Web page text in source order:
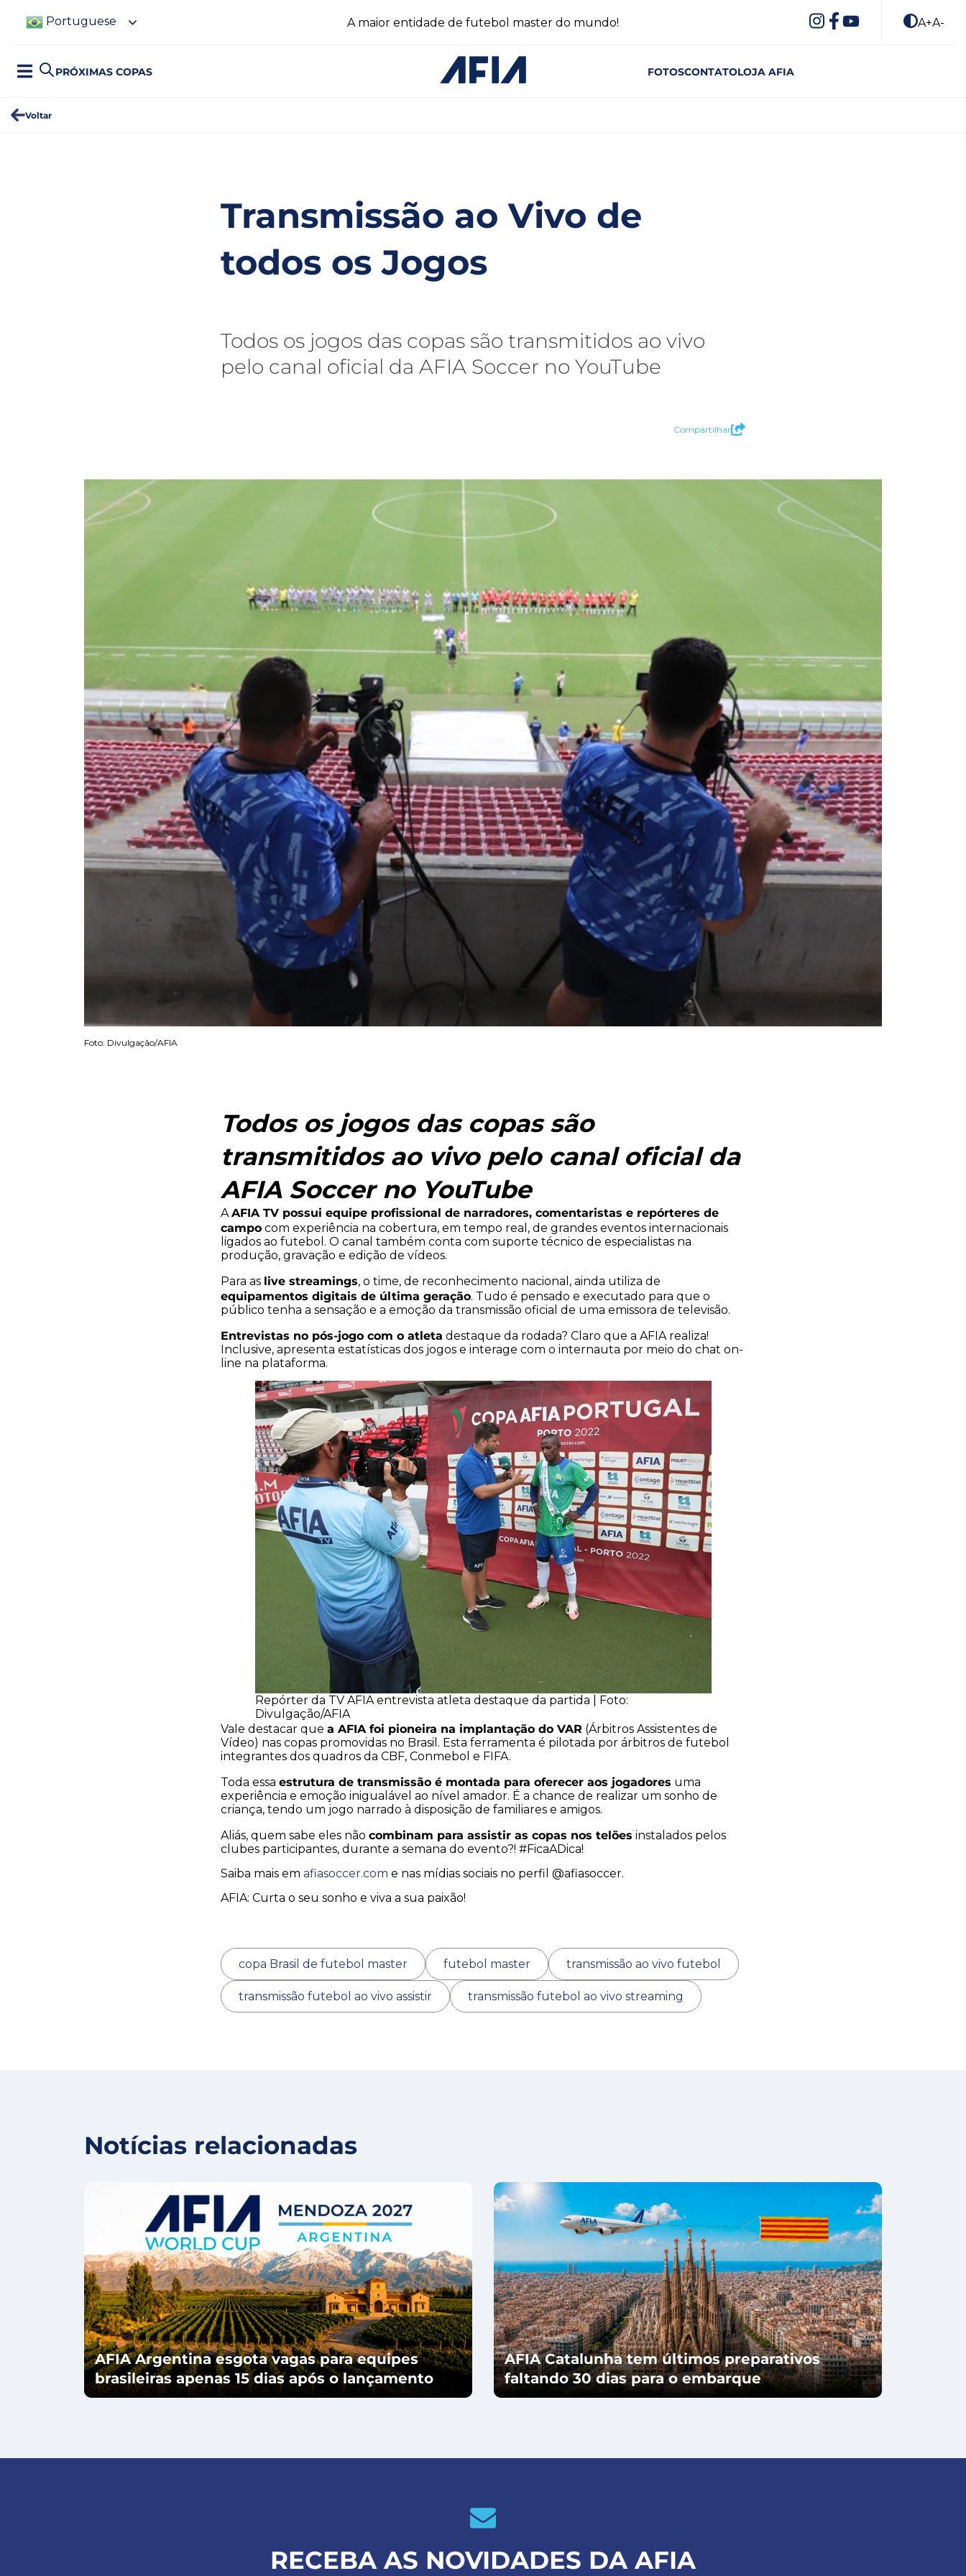
Portuguese A maior entidade de futebol master do mundo! A+A-
PRÓXIMAS COPAS FOTOSCONTATOLOJA AFIA
Voltar
Transmissão ao Vivo de
todos os Jogos
Todos os jogos das copas são transmitidos ao vivo
pelo canal oficial da AFIA Soccer no YouTube
Compartilhar
Foto: Divulgação/AFIA
Todos os jogos das copas são
transmitidos ao vivo pelo canal oficial da
AFIA Soccer no YouTube
A AFIA TV possui equipe profissional de narradores, comentaristas e repórteres de
campo com experiência na cobertura, em tempo real, de grandes eventos internacionais
ligados ao futebol. O canal também conta com suporte técnico de especialistas na
produção, gravação e edição de vídeos.
Para as live streamings, o time, de reconhecimento nacional, ainda utiliza de
equipamentos digitais de última geração. Tudo é pensado e executado para que o
público tenha a sensação e a emoção da transmissão oficial de uma emissora de televisão.
Entrevistas no pós-jogo com o atleta destaque da rodada? Claro que a AFIA realiza!
Inclusive, apresenta estatísticas dos jogos e interage com o internauta por meio do chat on-
line na plataforma.
Repórter da TV AFIA entrevista atleta destaque da partida | Foto:
Divulgação/AFIA
Vale destacar que a AFIA foi pioneira na implantação do VAR (Árbitros Assistentes de
Vídeo) nas copas promovidas no Brasil. Esta ferramenta é pilotada por árbitros de futebol
integrantes dos quadros da CBF, Conmebol e FIFA.
Toda essa estrutura de transmissão é montada para oferecer aos jogadores uma
experiência e emoção inigualável ao nível amador. É a chance de realizar um sonho de
criança, tendo um jogo narrado à disposição de familiares e amigos.
Aliás, quem sabe eles não combinam para assistir as copas nos telões instalados pelos
clubes participantes, durante a semana do evento?! #FicaADica!
Saiba mais em afiasoccer.com e nas mídias sociais no perfil @afiasoccer.
AFIA: Curta o seu sonho e viva a sua paixão!
copa Brasil de futebol master futebol master transmissão ao vivo futebol
transmissão futebol ao vivo assistir transmissão futebol ao vivo streaming
Notícias relacionadas
AFIA Argentina esgota vagas para equipes
brasileiras apenas 15 dias após o lançamento
AFIA Catalunha tem últimos preparativos
faltando 30 dias para o embarque
RECEBA AS NOVIDADES DA AFIA